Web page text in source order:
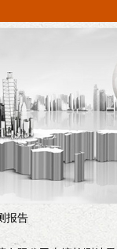
报告